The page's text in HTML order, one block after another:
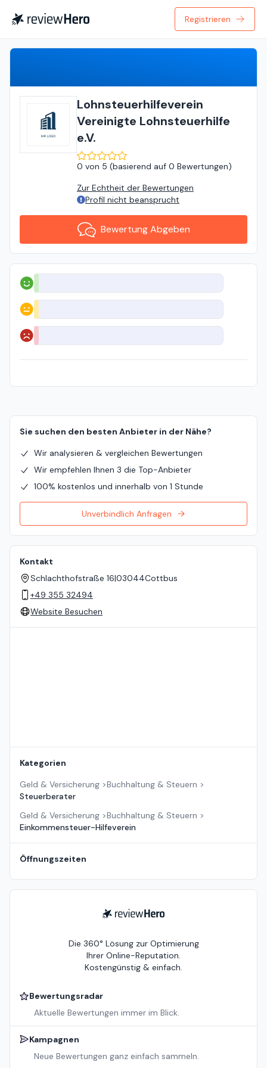
Registrieren
Lohnsteuerhilfeverein
Vereinigte Lohnsteuerhilfe
e.V.
0 von 5 (basierend auf 0 Bewertungen)
Zur Echtheit der Bewertungen
Profil nicht beansprucht
Bewertung Abgeben
Positiv
Neutral
Negativ
Sie suchen den besten Anbieter in der Nähe?
Wir analysieren & vergleichen Bewertungen
Wir empfehlen Ihnen 3 die Top-Anbieter
100% kostenlos und innerhalb von 1 Stunde
Unverbindlich Anfragen
Kontakt
Schlachthofstraße 16|03044Cottbus
+49 355 32494
Website Besuchen
Kategorien
Geld & Versicherung >Buchhaltung & Steuern >
Steuerberater
Geld & Versicherung >Buchhaltung & Steuern >
Einkommensteuer-Hilfeverein
Öffnungszeiten
ReviewHero
Die 360° Lösung zur Optimierung
Ihrer Online-Reputation.
Kostengünstig & einfach.
Bewertungsradar
Aktuelle Bewertungen immer im Blick.
Kampagnen
Neue Bewertungen ganz einfach sammeln.